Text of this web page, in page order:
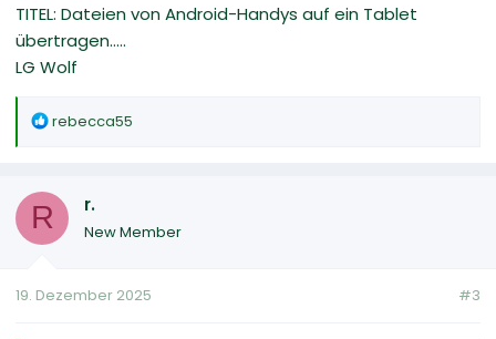
TITEL: Dateien von Android-Handys auf ein Tablet
übertragen.....
LG Wolf
R
t
i
e
rebecca55
R r.
New Member
19. Dezember 2025 #3